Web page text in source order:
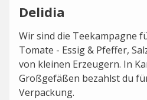
Delidia
Wir sind die Teekampagne
Tomate - Essig & Pfeffer,
von kleinen Erzeugern. In
Großgefäßen bezahlst du
Verpackung.